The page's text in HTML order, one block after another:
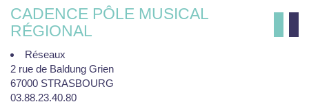
CADENCE PÔLE MUSICAL
RÉGIONAL
Réseaux
2 rue de Baldung Grien
67000 STRASBOURG
03.88.23.40.80